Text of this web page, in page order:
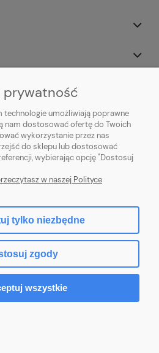
wersję strony
Shoper.pl
prywatność
technologie umożliwiają poprawne
nam dostosować ofertę do Twoich
wykorzystanie przez nas
do sklepu lub dostosować
wybierając opcję "Dostosuj
w naszej Polityce
tylko niezbędne
zgody
wszystkie